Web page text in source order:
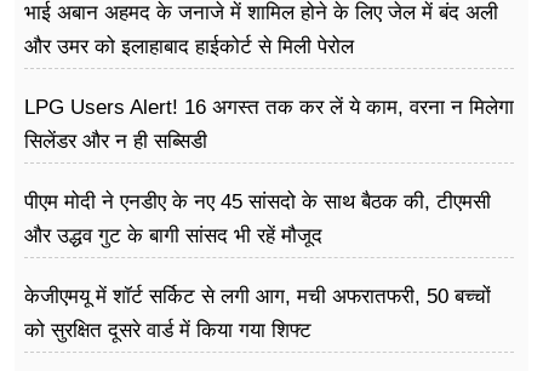
भाई अबान अहमद के जनाजे में शामिल होने के लिए जेल में बंद अली
और उमर को इलाहाबाद हाईकोर्ट से मिली पेरोल
LPG Users Alert! 16 अगस्त तक कर लें ये काम, वरना न मिलेगा
सिलेंडर और न ही सब्सिडी
पीएम मोदी ने एनडीए के नए 45 सांसदो के साथ बैठक की, टीएमसी
और उद्धव गुट के बागी सांसद भी रहें मौजूद
केजीएमयू में शॉर्ट सर्किट से लगी आग, मची अफरातफरी, 50 बच्चों
को सुरक्षित दूसरे वार्ड में किया गया शिफ्ट